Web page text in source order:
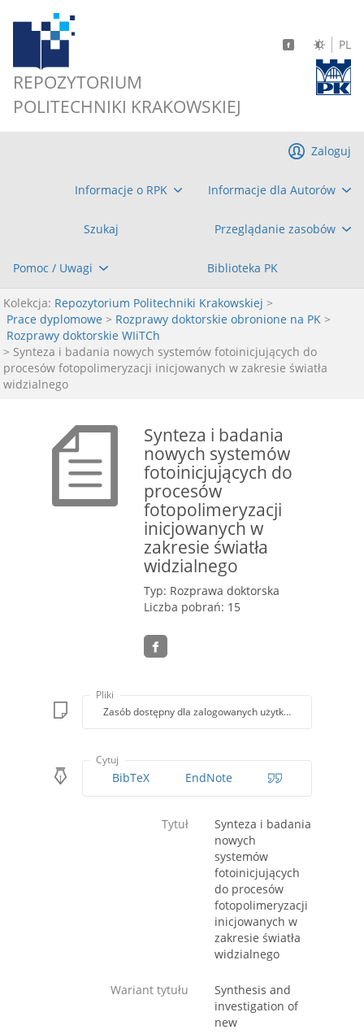
REPOZYTORIUM
POLITECHNIKI KRAKOWSKIEJ
PL
Informacje o RPK Informacje dla Autorów
Szukaj Przeglądanie zasobów
Pomoc / Uwagi Biblioteka PK
Zaloguj
Kolekcja: Repozytorium Politechniki Krakowskiej >
Prace dyplomowe > Rozprawy doktorskie obronione na PK >
Rozprawy doktorskie WIiTCh
> Synteza i badania nowych systemów fotoinicjujących do
procesów fotopolimeryzacji inicjowanych w zakresie światła
widzialnego
Synteza i badania
nowych systemów
fotoinicjujących do
procesów
fotopolimeryzacji
inicjowanych w
zakresie światła
widzialnego
Typ: Rozprawa doktorska
Liczba pobrań: 15
Pliki
Zasób dostępny dla zalogowanych użytkowników lub z
Cytuj
BibTeX EndNote
Tytuł
Synteza i badania
nowych
systemów
fotoinicjujących
do procesów
fotopolimeryzacji
inicjowanych w
zakresie światła
widzialnego
Wariant tytułu
Synthesis and
investigation of
new